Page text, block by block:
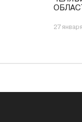
27